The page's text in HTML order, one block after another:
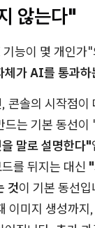
않는다"
능이 몇 개인가"
체가 AI를 통과하
콘솔의 시작점이
드는 기본 동선이
말로 설명한다"
를 뒤지는 대신
것이 기본 동선
이미지 생성까